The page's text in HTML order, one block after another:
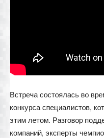
Встреча состоялась во
конкурса специалистов,
этим летом. Разговор
компаний, эксперты